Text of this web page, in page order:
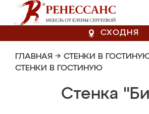
СХОДНЯ
ГЛАВНАЯ → СТЕНКИ В
СТЕНКИ В ГОСТИНУЮ
Стенка